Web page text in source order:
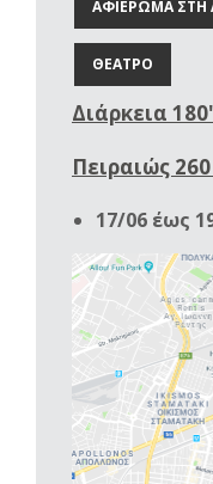
ΑΦΙΕΡΩΜΑ ΣΤΗ
ΘΕΑΤΡΟ
Διάρκεια
Πειραιώς
17/06 έως